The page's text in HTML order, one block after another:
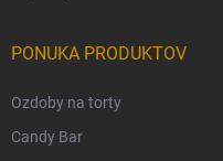
PONUKA PRODUKTOV
Ozdoby na torty
Candy Bar